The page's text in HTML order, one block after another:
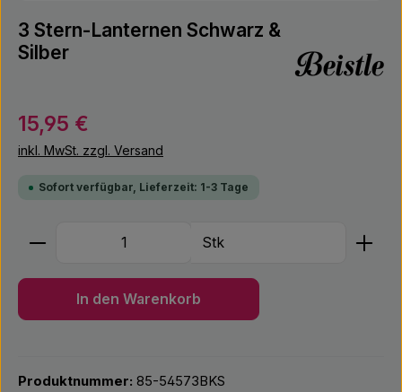
3 Stern-Lanternen Schwarz &
Silber
Regulärer Preis:
15,95 €
inkl. MwSt. zzgl. Versand
Sofort verfügbar, Lieferzeit: 1-3 Tage
Produkt Anzahl: Gib den gewünschten Wert ein
Stk
In den Warenkorb
Produktnummer: 85-54573BKS